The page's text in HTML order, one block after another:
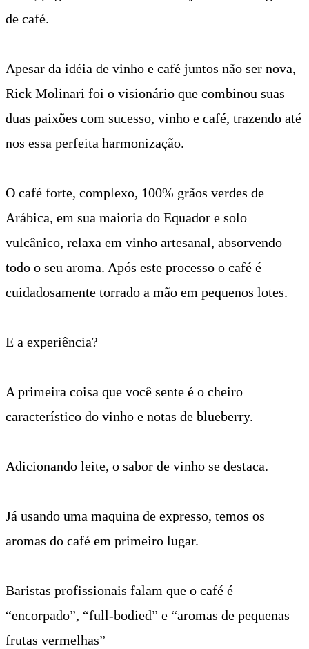
de café.
Apesar da idéia de vinho e café juntos não ser nova,
Rick Molinari foi o visionário que combinou suas
duas paixões com sucesso, vinho e café, trazendo até
nos essa perfeita harmonização.
O café forte, complexo, 100% grãos verdes de
Arábica, em sua maioria do Equador e solo
vulcânico, relaxa em vinho artesanal, absorvendo
todo o seu aroma. Após este processo o café é
cuidadosamente torrado a mão em pequenos lotes.
E a experiência?
A primeira coisa que você sente é o cheiro
característico do vinho e notas de blueberry.
Adicionando leite, o sabor de vinho se destaca.
Já usando uma maquina de expresso, temos os
aromas do café em primeiro lugar.
Baristas profissionais falam que o café é
“encorpado”, “full-bodied” e “aromas de pequenas
frutas vermelhas”